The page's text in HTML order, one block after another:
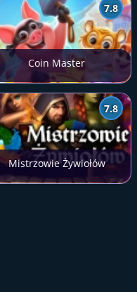
7.8
Coin Master
7.8
Mistrzowie Żywiołów